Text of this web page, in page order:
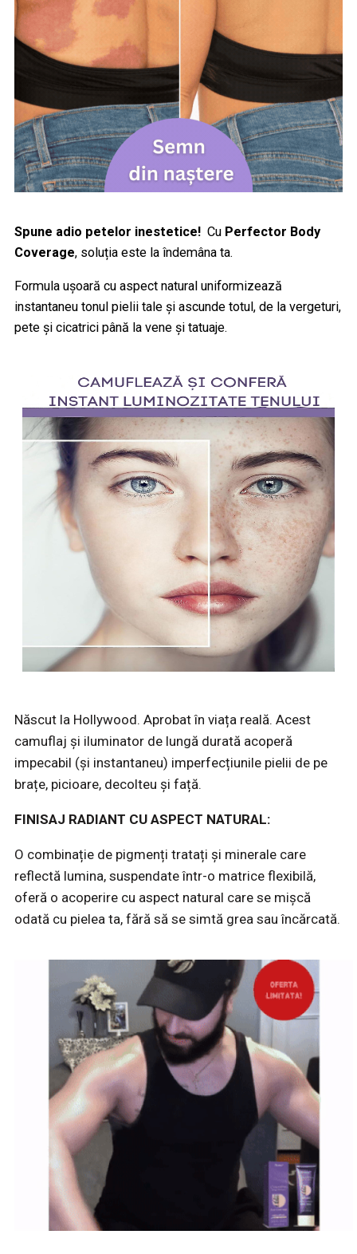
Spune adio petelor inestetice! Cu Perfector Body
Coverage, soluția este la îndemâna ta.
Formula ușoară cu aspect natural uniformizează
instantaneu tonul pielii tale și ascunde totul, de la vergeturi,
pete și cicatrici până la vene și tatuaje.
Născut la Hollywood. Aprobat în viața reală. Acest
camuflaj și iluminator de lungă durată acoperă
impecabil (și instantaneu) imperfecțiunile pielii de pe
brațe, picioare, decolteu și față.
FINISAJ RADIANT CU ASPECT NATURAL:
O combinație de pigmenți tratați și minerale care
reflectă lumina, suspendate într-o matrice flexibilă,
oferă o acoperire cu aspect natural care se mișcă
odată cu pielea ta, fără să se simtă grea sau încărcată.